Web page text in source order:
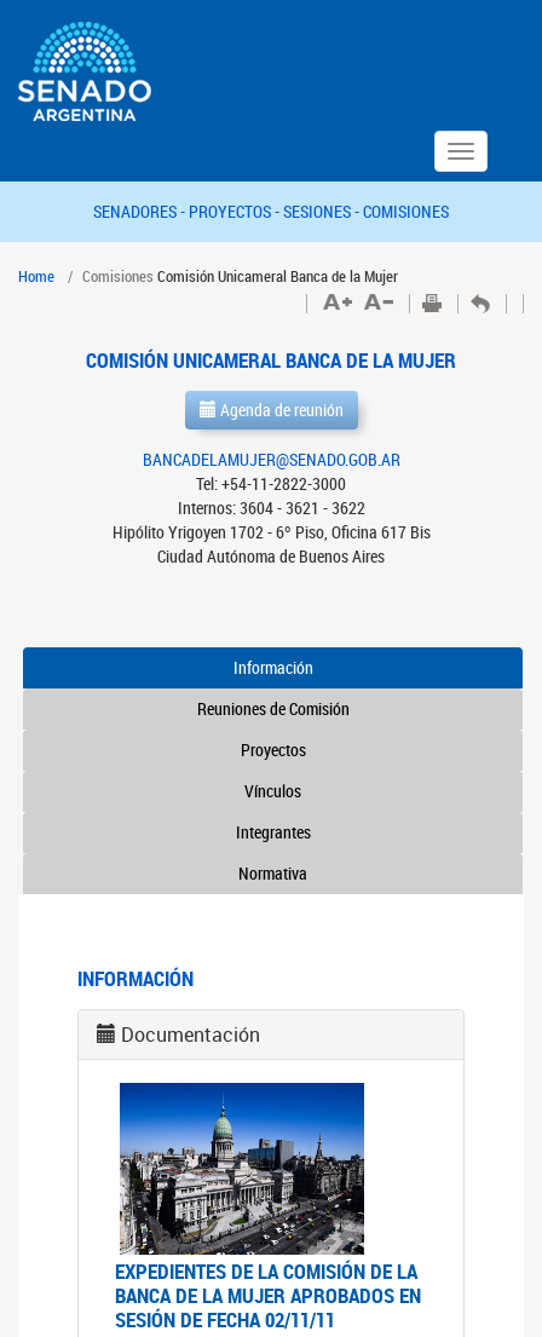
Toggle
navigation
SENADORES - PROYECTOS -SESIONES -COMISIONES
Home Comisiones Comisión Unicameral Banca de la Mujer
COMISIÓN UNICAMERAL BANCA DE LA MUJER
Agenda de reunión
BANCADELAMUJER@SENADO.GOB.AR
Tel: +54-11-2822-3000
Internos: 3604 - 3621 - 3622
Hipólito Yrigoyen 1702 - 6º Piso, Oficina 617 Bis
Ciudad Autónoma de Buenos Aires
Información
Reuniones de Comisión
Proyectos
Vínculos
Integrantes
Normativa
INFORMACIÓN
Documentación
EXPEDIENTES DE LA COMISIÓN DE LA
BANCA DE LA MUJER APROBADOS EN
SESIÓN DE FECHA 02/11/11